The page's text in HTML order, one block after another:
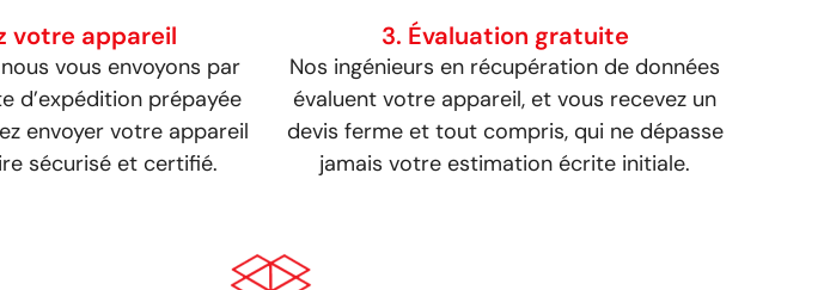
votre appareil
vous envoyons par
d’expédition prépayée
envoyer votre appareil
sécurisé et certifié.
3. Évaluation gratuite
Nos ingénieurs en récupération de données
évaluent votre appareil, et vous recevez un
devis ferme et tout compris, qui ne dépasse
jamais votre estimation écrite initiale.